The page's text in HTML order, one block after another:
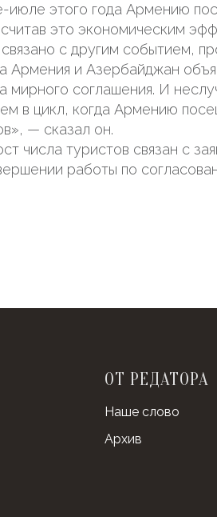
июле этого года Армению
это экономическим
с другим событием,
Армения и Азербайджан
мирного соглашения. И
в цикл, когда Армению
— сказал он.
числа туристов связан с
работы по
ОТ РЕДАТОРА
Наше слово
Архив